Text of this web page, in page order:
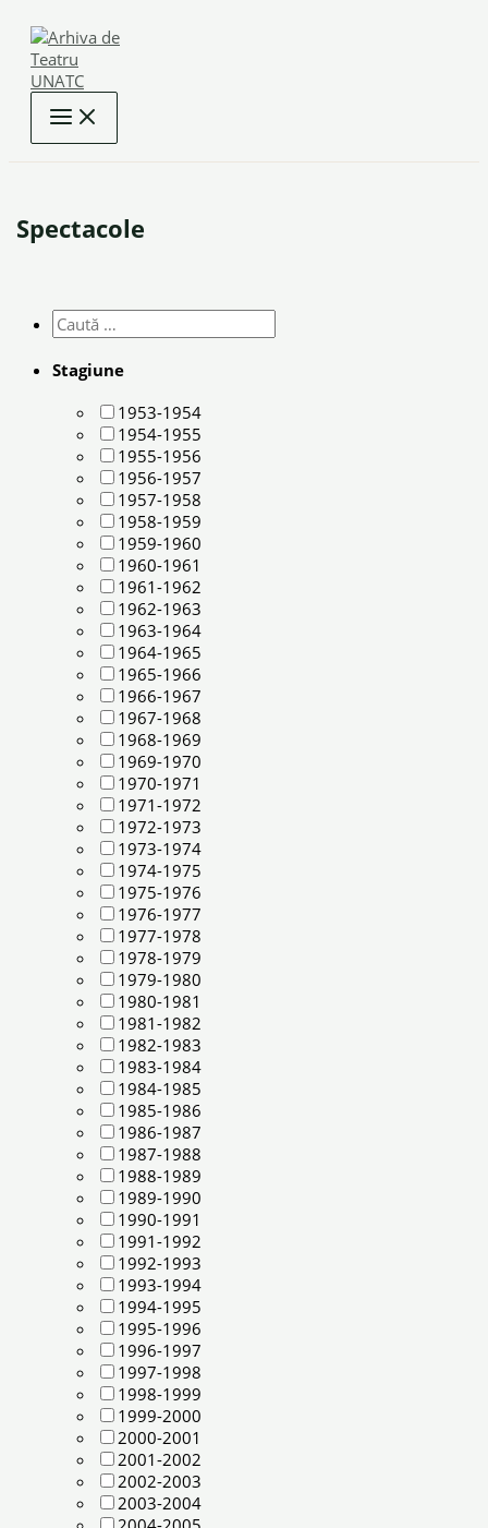
content
Spectacole
Stagiune
1953-1954
1954-1955
1955-1956
1956-1957
1957-1958
1958-1959
1959-1960
1960-1961
1961-1962
1962-1963
1963-1964
1964-1965
1965-1966
1966-1967
1967-1968
1968-1969
1969-1970
1970-1971
1971-1972
1972-1973
1973-1974
1974-1975
1975-1976
1976-1977
1977-1978
1978-1979
1979-1980
1980-1981
1981-1982
1982-1983
1983-1984
1984-1985
1985-1986
1986-1987
1987-1988
1988-1989
1989-1990
1990-1991
1991-1992
1992-1993
1993-1994
1994-1995
1995-1996
1996-1997
1997-1998
1998-1999
1999-2000
2000-2001
2001-2002
2002-2003
2003-2004